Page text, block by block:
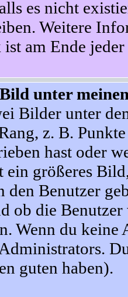
es nicht
Weitere
am Ende jeder
unter
Bilder unter
z. B.
hast oder
ein größeres
den Benutzer
ob die
Wenn du keine
guten haben).